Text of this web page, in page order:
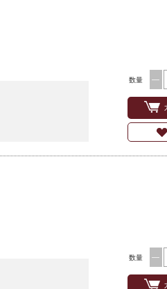
数量
数量